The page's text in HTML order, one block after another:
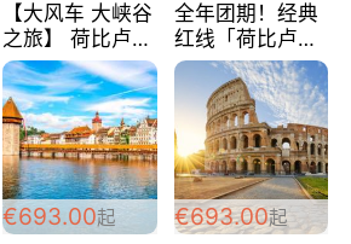
【大风车 大峡谷
之旅】 荷比卢德
法 巴黎上下 经
典五国四日游
488欧/人
全年团期！经典
红线「荷比卢德
法」七天循环 五
国 仅售99欧/人/
天！巴黎上下！
包拼房~
€693.00起 €693.00起